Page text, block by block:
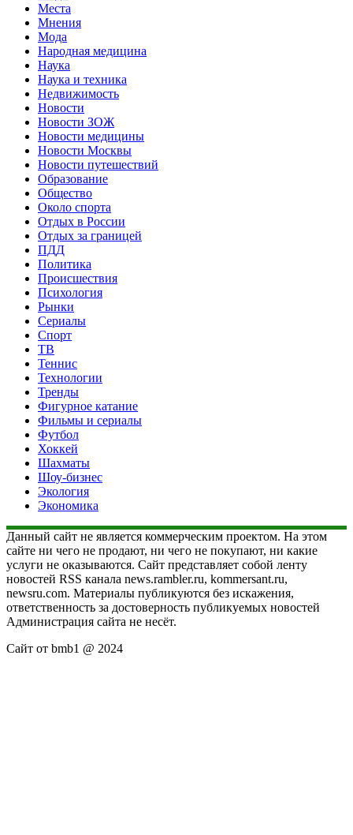
Места
Мнения
Мода
Народная медицина
Наука
Наука и техника
Недвижимость
Новости
Новости ЗОЖ
Новости медицины
Новости Москвы
Новости путешествий
Образование
Общество
Около спорта
Отдых в России
Отдых за границей
ПДД
Политика
Происшествия
Психология
Рынки
Сериалы
Спорт
ТВ
Теннис
Технологии
Тренды
Фигурное катание
Фильмы и сериалы
Футбол
Хоккей
Шахматы
Шоу-бизнес
Экология
Экономика
Данный сайт не является коммерческим проектом. На этом
сайте ни чего не продают, ни чего не покупают, ни какие
услуги не оказываются. Сайт представляет собой ленту
новостей RSS канала news.rambler.ru, kommersant.ru,
newsru.com. Материалы публикуются без искажения,
ответственность за достоверность публикуемых новостей
Администрация сайта не несёт.
Сайт от bmb1 @ 2024